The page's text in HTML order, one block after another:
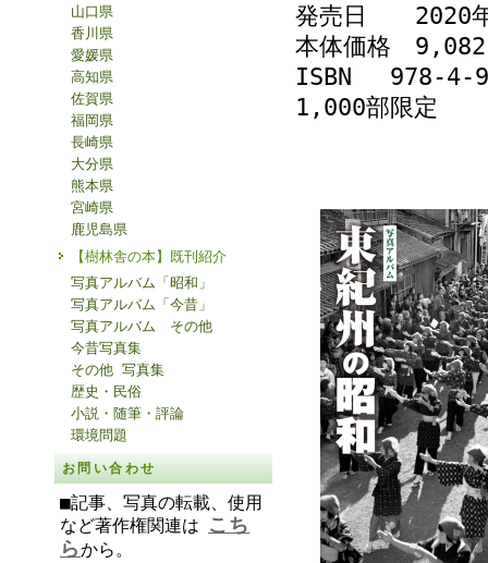
山口県
香川県
愛媛県
高知県
佐賀県
福岡県
長崎県
大分県
熊本県
宮崎県
鹿児島県
【樹林舎の本】既刊紹介
写真アルバム「昭和」
写真アルバム「今昔」
写真アルバム その他
今昔写真集
その他 写真集
歴史・民俗
小説・随筆・評論
環境問題
お問い合わせ
■記事、写真の転載、使用
など著作権関連は こち
らから。
発売日 2020年
本体価格
ISBN 978-4-
1,000部限定